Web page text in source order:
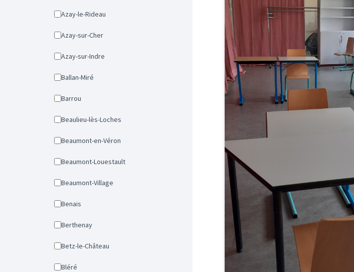
Azay-le-Rideau
Azay-sur-Cher
Azay-sur-Indre
Ballan-Miré
Barrou
Beaulieu-lès-Loches
Beaumont-en-Véron
Beaumont-Louestault
Beaumont-Village
Benais
Berthenay
Betz-le-Château
Bléré